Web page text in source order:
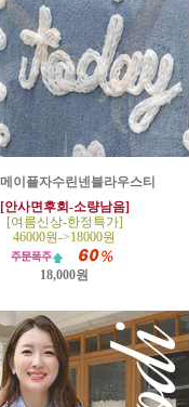
이플자수린넨블라우스티
[안사면후회-소량남음]
[여름신상-한정특가]
46000원->18000원
18,000원